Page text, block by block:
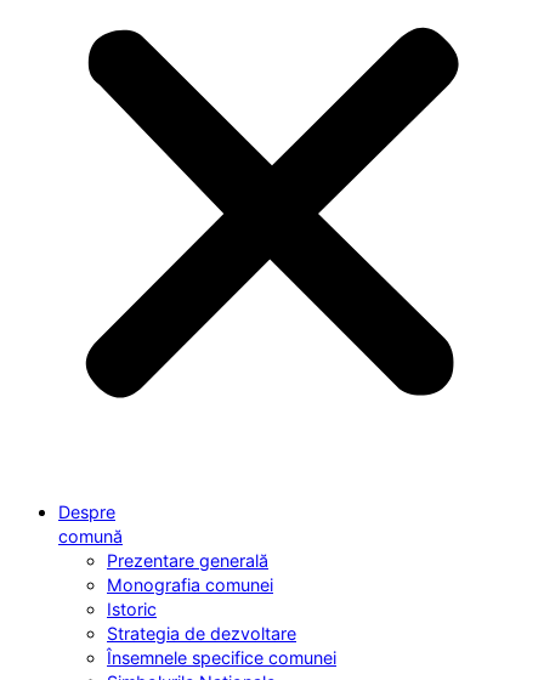
Despre
comună
Prezentare generală
Monografia comunei
Istoric
Strategia de dezvoltare
Însemnele specifice comunei